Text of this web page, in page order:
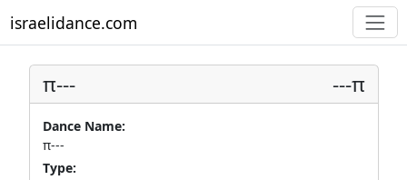
israelidance.com
π--- π---
Dance Name:
π---
Type: